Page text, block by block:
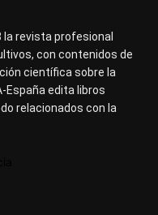
la revista profesional
con contenidos de
científica sobre la
España edita libros
relacionados con la